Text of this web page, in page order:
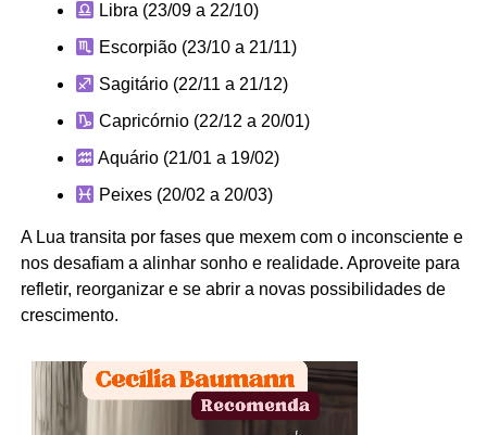
Libra (23/09 a 22/10)
Escorpião (23/10 a 21/11)
Sagitário (22/11 a 21/12)
Capricórnio (22/12 a 20/01)
Aquário (21/01 a 19/02)
Peixes (20/02 a 20/03)
A Lua transita por fases que mexem com o inconsciente e
nos desafiam a alinhar sonho e realidade. Aproveite para
refletir, reorganizar e se abrir a novas possibilidades de
crescimento.